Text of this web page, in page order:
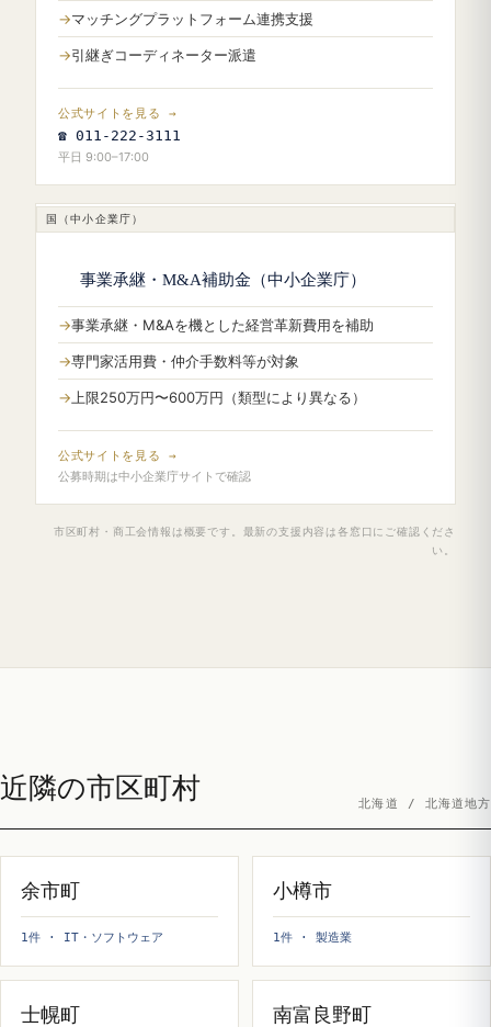
マッチングプラットフォーム連携支援
引継ぎコーディネーター派遣
公式サイトを見る →
☎ 011-222-3111
平日 9:00–17:00
国（中小企業庁）
事業承継・M&A補助金（中小企業庁）
事業承継・M&Aを機とした経営革新費用を補助
専門家活用費・仲介手数料等が対象
上限250万円〜600万円（類型により異なる）
公式サイトを見る →
公募時期は中小企業庁サイトで確認
市区町村・商工会情報は概要です。最新の支援内容は各窓口にご確認くださ
い。
近隣の市区町村 北海道 / 北海道地方
余市町
1件 · IT・ソフトウェア
小樽市
1件 · 製造業
士幌町 南富良野町